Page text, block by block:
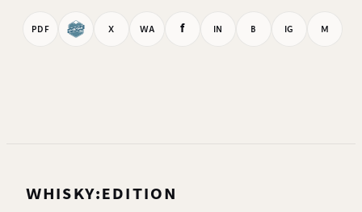
PDF X WA f IN B IG M
WHISKY:EDITION